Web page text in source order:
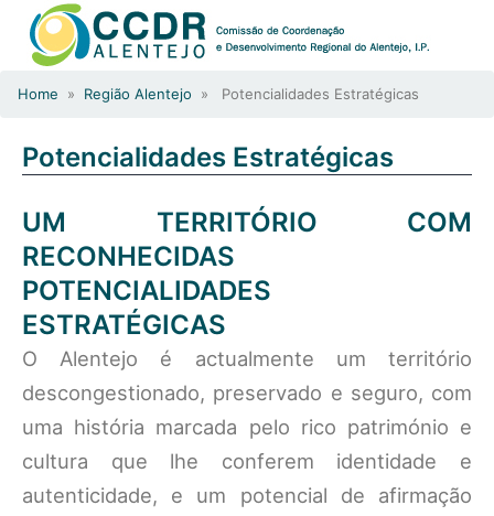
Home » Região Alentejo » Potencialidades Estratégicas
Potencialidades Estratégicas
UM TERRITÓRIO COM
RECONHECIDAS
POTENCIALIDADES
ESTRATÉGICAS
O Alentejo é actualmente um território
descongestionado, preservado e seguro, com
uma história marcada pelo rico património e
cultura que lhe conferem identidade e
autenticidade, e um potencial de afirmação